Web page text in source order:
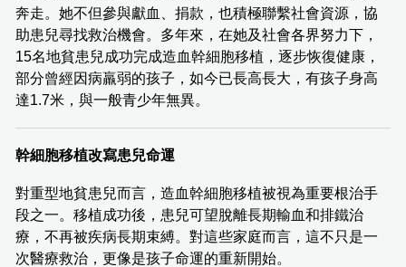
奔走。她不但參與獻血、捐款，也積極聯繫社會資源，協
助患兒尋找救治機會。多年來，在她及社會各界努力下，
15名地貧患兒成功完成造血幹細胞移植，逐步恢復健康，
部分曾經因病羸弱的孩子，如今已長高長大，有孩子身高
達1.7米，與一般青少年無異。
幹細胞移植改寫患兒命運
對重型地貧患兒而言，造血幹細胞移植被視為重要根治手
段之一。移植成功後，患兒可望脫離長期輸血和排鐵治
療，不再被疾病長期束縛。對這些家庭而言，這不只是一
次醫療救治，更像是孩子命運的重新開始。